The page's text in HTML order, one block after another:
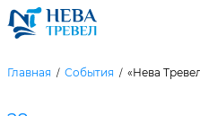
Главная События «Нева